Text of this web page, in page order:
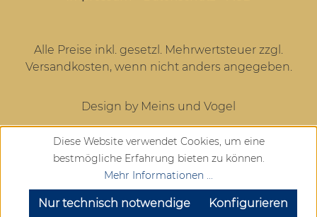
Alle Preise inkl. gesetzl. Mehrwertsteuer zzgl.
Versandkosten, wenn nicht anders angegeben.
Design by Meins und Vogel
Diese Website verwendet Cookies, um eine
bestmögliche Erfahrung bieten zu können.
Mehr Informationen ...
Nur technisch notwendige Konfigurieren
SEHR GUT (4.72 / 5)
aus904Bewertungen bei: google.com, trustedshops.de, shopvote.de ⓘ
Informationen zur Echtheit der Bewertungen